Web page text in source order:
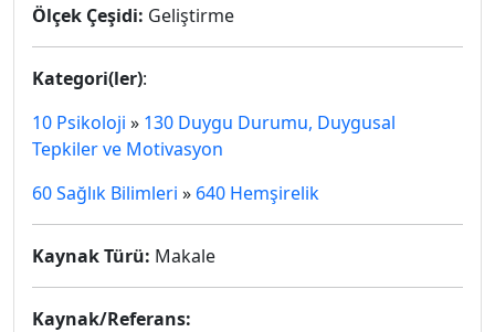
Ölçek Çeşidi: Geliştirme
Kategori(ler):
10 Psikoloji » 130 Duygu Durumu, Duygusal
Tepkiler ve Motivasyon
60 Sağlık Bilimleri » 640 Hemşirelik
Kaynak Türü: Makale
Kaynak/Referans: